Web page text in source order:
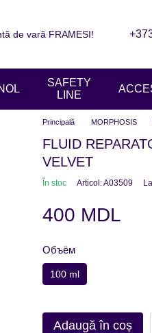
de vară FRAMESI!
SAFETY
LINE
Principală MORPHOSIS
FLUID
VELVET
În stoc Articol: A03509
400 MDL
Объём
100 ml
Adaugă în coș